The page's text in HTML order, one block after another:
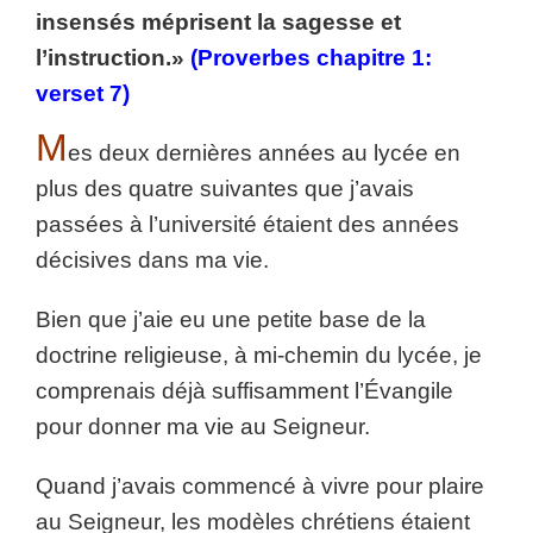
insensés méprisent la sagesse et
l’instruction.» (Proverbes chapitre 1:
verset 7)
Mes deux dernières années au lycée en
plus des quatre suivantes que j’avais
passées à l’université étaient des années
décisives dans ma vie.
Bien que j’aie eu une petite base de la
doctrine religieuse, à mi-chemin du lycée, je
comprenais déjà suffisamment l’Évangile
pour donner ma vie au Seigneur.
Quand j’avais commencé à vivre pour plaire
au Seigneur, les modèles chrétiens étaient